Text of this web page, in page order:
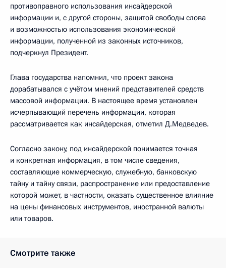
противоправного использования инсайдерской
информации и, с другой стороны, защитой свободы слова
и возможностью использования экономической
информации, полученной из законных источников,
подчеркнул Президент.
Глава государства напомнил, что проект закона
дорабатывался с учётом мнений представителей средств
массовой информации. В настоящее время установлен
исчерпывающий перечень информации, которая
рассматривается как инсайдерская, отметил Д.Медведев.
Согласно закону, под инсайдерской понимается точная
и конкретная информация, в том числе сведения,
составляющие коммерческую, служебную, банковскую
тайну и тайну связи, распространение или предоставление
которой может, в частности, оказать существенное влияние
на цены финансовых инструментов, иностранной валюты
или товаров.
Смотрите также